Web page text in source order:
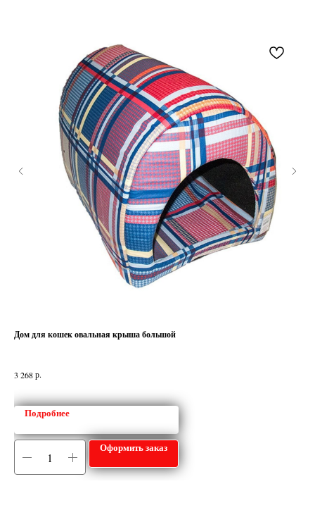
Дом для кошек овальная крыша большой
3 268р.
Подробнее
Оформить заказ